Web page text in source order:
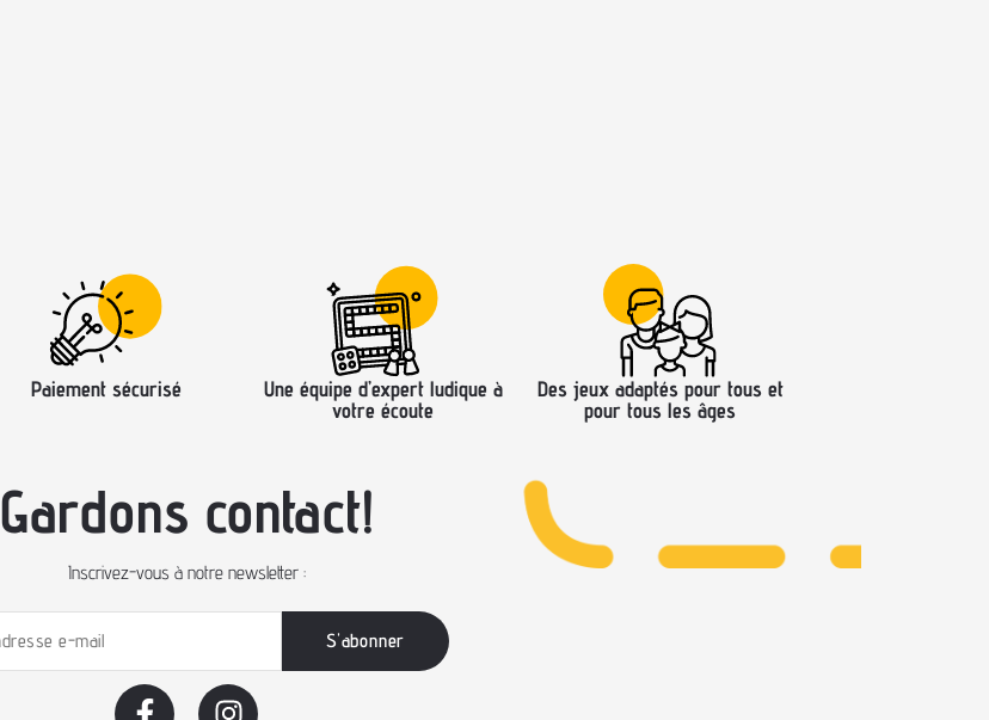
Paiement sécurisé
Une équipe d’expert ludique à
votre écoute
Des jeux adaptés pour tous et
pour tous les âges
Gardons contact!
Inscrivez-vous à notre newsletter :